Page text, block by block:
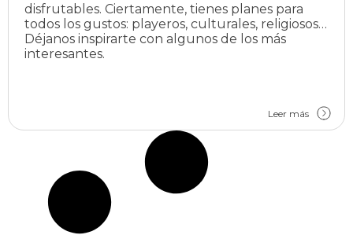
disfrutables. Ciertamente, tienes planes para
todos los gustos: playeros, culturales, religiosos…
Déjanos inspirarte con algunos de los más
interesantes.
Leer más